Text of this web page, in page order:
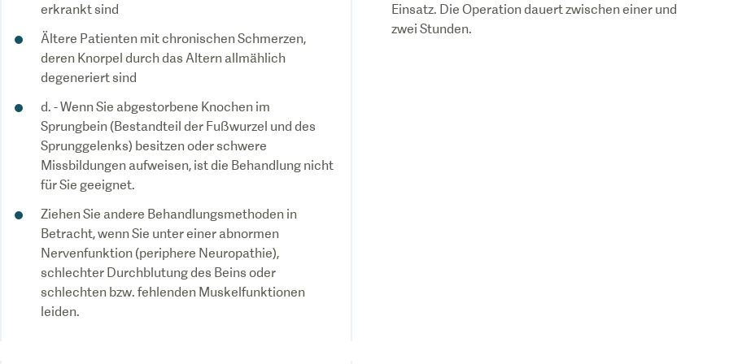
erkrankt sind
Ältere Patienten mit chronischen Schmerzen,
deren Knorpel durch das Altern allmählich
degeneriert sind
d. - Wenn Sie abgestorbene Knochen im
Sprungbein (Bestandteil der Fußwurzel und des
Sprunggelenks) besitzen oder schwere
Missbildungen aufweisen, ist die Behandlung nicht
für Sie geeignet.
Ziehen Sie andere Behandlungsmethoden in
Betracht, wenn Sie unter einer abnormen
Nervenfunktion (periphere Neuropathie),
schlechter Durchblutung des Beins oder
schlechten bzw. fehlenden Muskelfunktionen
leiden.
Einsatz. Die Operation dauert zwischen einer und
zwei Stunden.